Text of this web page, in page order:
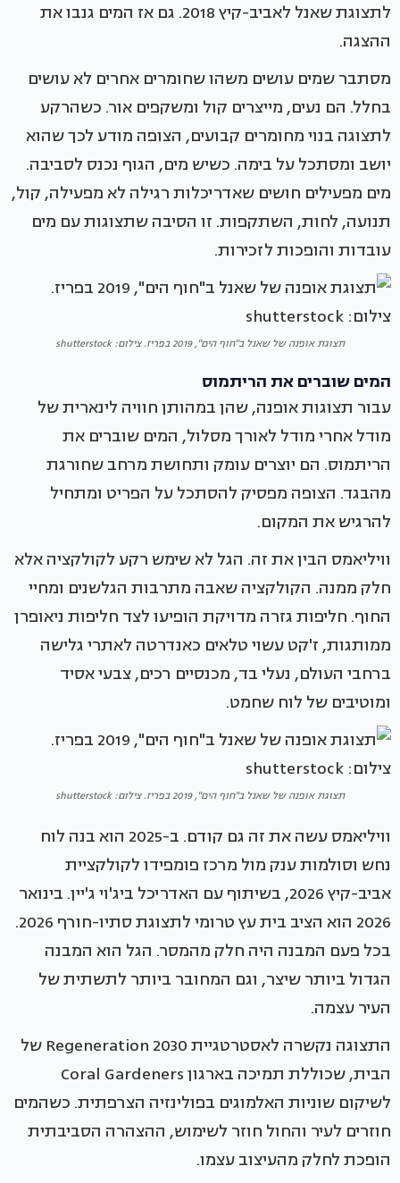
לתצוגת שאנל לאביב-קיץ 2018. גם אז המים גנבו את
ההצגה.
מסתבר שמים עושים משהו שחומרים אחרים לא עושים
בחלל. הם נעים, מייצרים קול ומשקפים אור. כשהרקע
לתצוגה בנוי מחומרים קבועים, הצופה מודע לכך שהוא
יושב ומסתכל על בימה. כשיש מים, הגוף נכנס לסביבה.
מים מפעילים חושים שאדריכלות רגילה לא מפעילה, קול,
תנועה, לחות, השתקפות. זו הסיבה שתצוגות עם מים
עובדות והופכות לזכירות.
תצוגת אופנה של שאנל ב"חוף הים", 2019 בפריז. צילום: shutterstock
המים שוברים את הריתמוס
עבור תצוגות אופנה, שהן במהותן חוויה לינארית של
מודל אחרי מודל לאורך מסלול, המים שוברים את
הריתמוס. הם יוצרים עומק ותחושת מרחב שחורגת
מהבגד. הצופה מפסיק להסתכל על הפריט ומתחיל
להרגיש את המקום.
וויליאמס הבין את זה. הגל לא שימש רקע לקולקציה אלא
חלק ממנה. הקולקציה שאבה מתרבות הגלשנים ומחיי
החוף. חליפות גזרה מדויקת הופיעו לצד חליפות ניאופרן
ממותגות, ז'קט עשוי טלאים כאנדרטה לאתרי גלישה
ברחבי העולם, נעלי בד, מכנסיים רכים, צבעי אסיד
ומוטיבים של לוח שחמט.
תצוגת אופנה של שאנל ב"חוף הים", 2019 בפריז. צילום: shutterstock
וויליאמס עשה את זה גם קודם. ב-2025 הוא בנה לוח
נחש וסולמות ענק מול מרכז פומפידו לקולקציית
אביב-קיץ 2026, בשיתוף עם האדריכל ביג'וי ג'יין. בינואר
2026 הוא הציב בית עץ טרומי לתצוגת סתיו-חורף 2026.
בכל פעם המבנה היה חלק מהמסר. הגל הוא המבנה
הגדול ביותר שיצר, וגם המחובר ביותר לתשתית של
העיר עצמה.
התצוגה נקשרה לאסטרטגיית Regeneration 2030 של
הבית, שכוללת תמיכה בארגון Coral Gardeners
לשיקום שוניות האלמוגים בפולינזיה הצרפתית. כשהמים
חוזרים לעיר והחול חוזר לשימוש, ההצהרה הסביבתית
הופכת לחלק מהעיצוב עצמו.